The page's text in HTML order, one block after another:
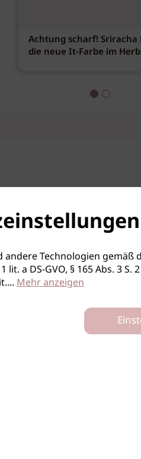
Achtung scharf! Sriracha
die neue It-Farbe im
andere Technologien
lit. a DS-GVO, § 165 Abs. 3
... Mehr anzeigen